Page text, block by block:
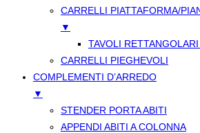
CARRELLI PIATTAFORMA/
▼
TAVOLI
CARRELLI PIEGHEVOLI
COMPLEMENTI D’ARREDO
▼
STENDER PORTA ABITI
APPENDI ABITI A COLONNA